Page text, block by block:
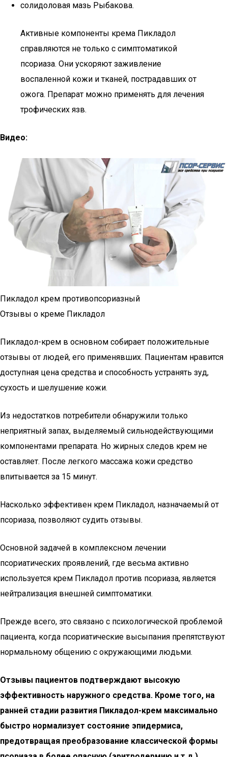
солидоловая мазь Рыбакова.
Активные компоненты крема Пикладол
справляются не только с симптоматикой
псориаза. Они ускоряют заживление
воспаленной кожи и тканей, пострадавших от
ожога. Препарат можно применять для лечения
трофических язв.
Видео:
Пикладол крем противопсориазный
Отзывы о креме Пикладол
Пикладол-крем в основном собирает положительные
отзывы от людей, его применявших. Пациентам нравится
доступная цена средства и способность устранять зуд,
сухость и шелушение кожи.
Из недостатков потребители обнаружили только
неприятный запах, выделяемый сильнодействующими
компонентами препарата. Но жирных следов крем не
оставляет. После легкого массажа кожи средство
впитывается за 15 минут.
Насколько эффективен крем Пикладол, назначаемый от
псориаза, позволяют судить отзывы.
Основной задачей в комплексном лечении
псориатических проявлений, где весьма активно
используется крем Пикладол против псориаза, является
нейтрализация внешней симптоматики.
Прежде всего, это связано с психологической проблемой
пациента, когда псориатические высыпания препятствуют
нормальному общению с окружающими людьми.
Отзывы пациентов подтверждают высокую
эффективность наружного средства. Кроме того, на
ранней стадии развития Пикладол-крем максимально
быстро нормализует состояние эпидермиса,
предотвращая преобразование классической формы